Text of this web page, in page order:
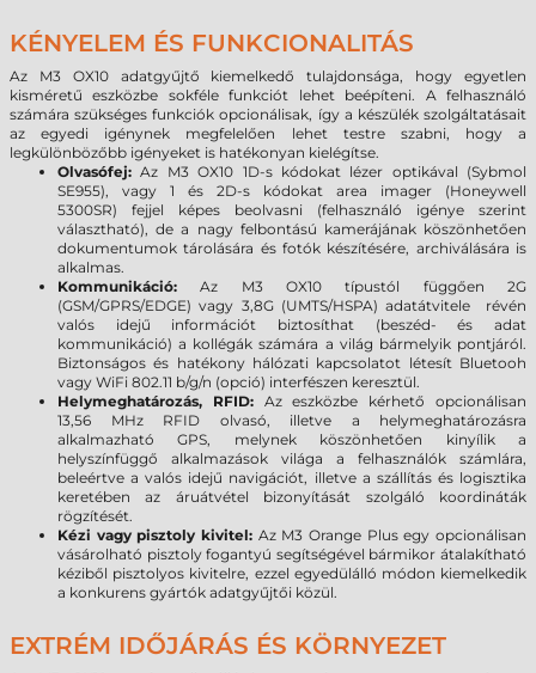
KÉNYELEM ÉS FUNKCIONALITÁS
Az M3 OX10adatgyűjtő kiemelkedő tulajdonsága, hogy egyetlen
kisméretű eszközbe sokféle funkciót lehet beépíteni. A felhasználó
számára szükséges funkciók opcionálisak, így a készülék szolgáltatásait
az egyedi igénynek megfelelően lehet testre szabni, hogy a
legkülönbözőbb igényeket is hatékonyan kielégítse.
Olvasófej:Az M3OX10 1D-s kódokat lézer optikával (Sybmol
SE955), vagy 1 és 2D-s kódokat area imager (Honeywell
5300SR) fejjel képes beolvasni (felhasználó igénye szerint
választható), de a nagy felbontású kamerájának köszönhetően
dokumentumok tárolására és fotók készítésére, archiválására is
alkalmas.
Kommunikáció:Az M3OX10 típustól függően 2G
(GSM/GPRS/EDGE) vagy 3,8G (UMTS/HSPA) adatátvitele révén
valós idejű információt biztosíthat (beszéd- és adat
kommunikáció) a kollégák számára a világ bármelyik pontjáról.
Biztonságos és hatékony hálózati kapcsolatot létesít Bluetooh
vagy WiFi 802.11 b/g/n (opció) interfészen keresztül.
Helymeghatározás, RFID:
Az eszközbe kérhető opcionálisan
13,56 MHz RFID olvasó, illetve a helymeghatározásra
alkalmazható GPS, melynek köszönhetően kinyílik a
helyszínfüggő alkalmazások világa a felhasználók számlára,
beleértve a valós idejű navigációt, illetve a szállítás és logisztika
keretében az áruátvétel bizonyítását szolgáló koordináták
rögzítését.
Kézi vagy pisztoly kivitel: Az M3 Orange Plus egy opcionálisan
vásárolható pisztoly fogantyú segítségével bármikor átalakítható
kéziből pisztolyos kivitelre, ezzel egyedülálló módon kiemelkedik
a konkurens gyártók adatgyűjtői közül.
EXTRÉM IDŐJÁRÁS ÉS KÖRNYEZET